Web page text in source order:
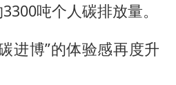
吨个人碳排放量。
进博”的体验感再度升